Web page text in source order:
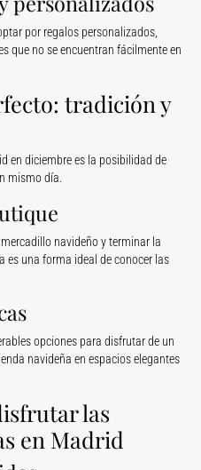
por regalos personalizados,
que no se encuentran fácilmente en
tradición y
en diciembre es la posibilidad de
mismo día.
navideño y terminar la
es una forma ideal de conocer las
opciones para disfrutar de un
navideña en espacios elegantes
las
en Madrid